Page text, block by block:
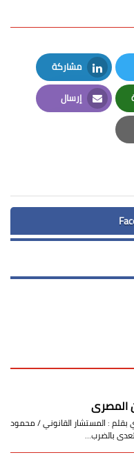
مشاركة
LinkedIn
إرسال
Email
المصري
: المستشار القانوني / محمود
بالضرب…